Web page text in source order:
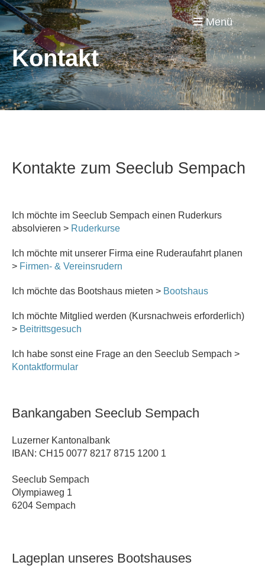
Menü
Kontakt
Kontakte zum Seeclub Sempach
Ich möchte im Seeclub Sempach einen Ruderkurs
absolvieren > Ruderkurse
Ich möchte mit unserer Firma eine Ruderaufahrt planen
> Firmen- & Vereinsrudern
Ich möchte das Bootshaus mieten > Bootshaus
Ich möchte Mitglied werden (Kursnachweis erforderlich)
> Beitrittsgesuch
Ich habe sonst eine Frage an den Seeclub Sempach >
Kontaktformular
Bankangaben Seeclub Sempach
Luzerner Kantonalbank
IBAN: CH15 0077 8217 8715 1200 1
Seeclub Sempach
Olympiaweg 1
6204 Sempach
Lageplan unseres Bootshauses